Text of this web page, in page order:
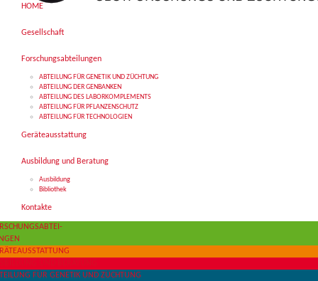
HOME
Gesellschaft
Forschungsabteilungen
ABTEILUNG FÜR GENETIK UND ZÜCHTUNG
ABTEILUNG DER GENBANKEN
ABTEILUNG DES LABORKOMPLEMENTS
ABTEILUNG FÜR PFLANZENSCHUTZ
ABTEILUNG FÜR TECHNOLOGIEN
Geräteausstattung
Ausbildung und Beratung
Ausbildung
Bibliothek
Kontakte
FÜR GENETIK UND ZÜCHTUNG